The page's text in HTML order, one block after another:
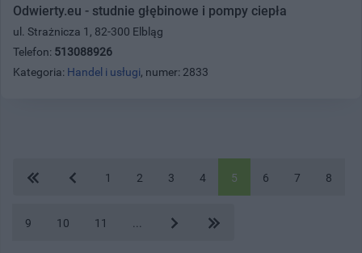
Odwierty.eu - studnie głębinowe i pompy ciepła
ul. Strażnicza 1, 82-300 Elbląg
Telefon: 513088926
Kategoria: Handel i usługi, numer: 2833
1 2 3 4 5 6 7 8
9 10 11